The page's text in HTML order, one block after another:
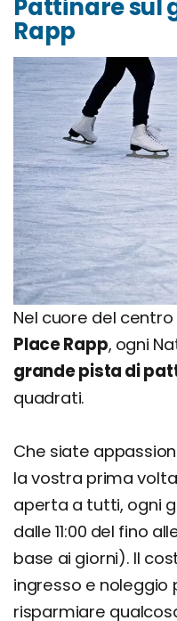
Pattinare sul
Rapp
Nel cuore del
Place Rapp, ogni
grande pista di
quadrati.
Che siate
la vostra prima
aperta a tutti, ogni
dalle 11:00 del fino
base ai giorni). Il
ingresso e
risparmiare